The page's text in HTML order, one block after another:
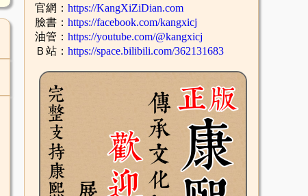
官網： https://KangXiZiDian.com
臉書： https://facebook.com/kangxicj
油管： https://youtube.com/@kangxicj
Ｂ站： https://space.bilibili.com/362131683